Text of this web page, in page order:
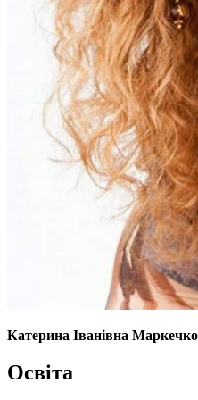
Катерина Іванівна Маркечко
Освіта